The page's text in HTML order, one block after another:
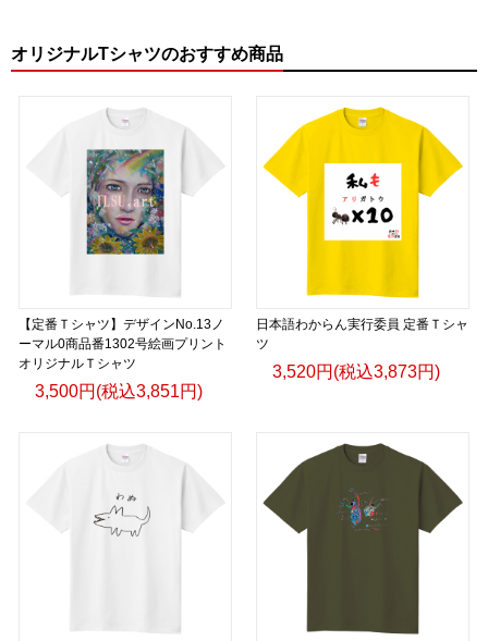
オリジナルTシャツのおすすめ商品
【定番Ｔシャツ】デザインNo.13ノ
ーマル0商品番1302号絵画プリント
オリジナルＴシャツ
3,500円(税込3,851円)
日本語わからん実行委員 定番Ｔシャ
ツ
3,520円(税込3,873円)